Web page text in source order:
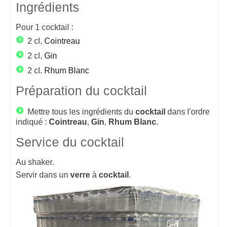
Ingrédients
Pour 1 cocktail :
2 cl. Cointreau
2 cl. Gin
2 cl. Rhum Blanc
Préparation du cocktail
Mettre tous les ingrédients du cocktail dans l'ordre
indiqué : Cointreau, Gin, Rhum Blanc.
Service du cocktail
Au shaker.
Servir dans un verre à cocktail .